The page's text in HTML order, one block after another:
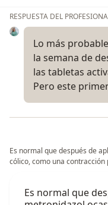
RESPUESTA DEL
Lo más
la semana de
las tabletas
Pero este
Es normal que después de
cólico, como una contracción
Es normal que